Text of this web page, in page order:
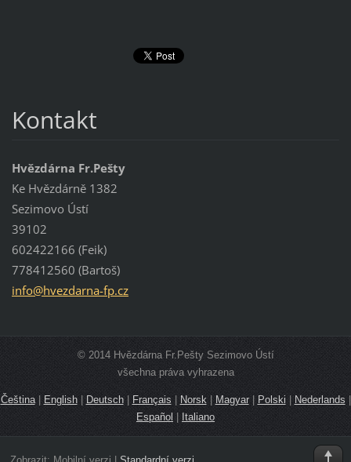
Kontakt
Hvězdárna Fr.Pešty
Ke Hvězdárně 1382
Sezimovo Ústí
39102
602422166 (Feik)
778412560 (Bartoš)
info@hvezdarna-fp.cz
© 2014 Hvězdárna Fr.Pešty Sezimovo Ústí
všechna práva vyhrazena
Čeština| English| Deutsch| Français | Norsk| Magyar| Polski | Nederlands |
Español
Italiano